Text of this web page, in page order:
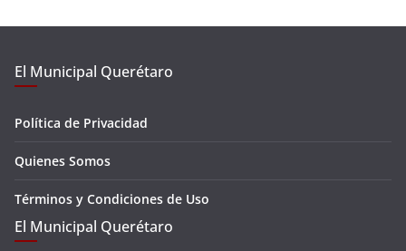
El Municipal Querétaro
Política de Privacidad
Quienes Somos
Términos y Condiciones de Uso
El Municipal Querétaro